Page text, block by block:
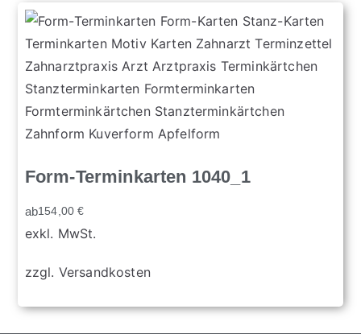
Form-Terminkarten 1040_1
ab154,00€
exkl. MwSt.
zzgl. Versandkosten